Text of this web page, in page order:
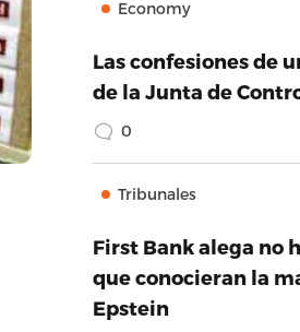
Economy
Las confesiones de
de la Junta de
0
Tribunales
First Bank alega no
que conocieran la
Epstein